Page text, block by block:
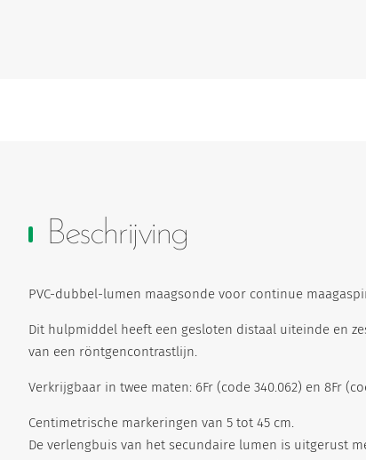
Beschrijving
PVC-dubbel-lumen maagsonde voor continue
Dit hulpmiddel heeft een gesloten distaal uiteinde en
van een röntgencontrastlijn.
Verkrijgbaar in twee maten: 6Fr (code 340.062) en 8Fr
Centimetrische markeringen van 5 tot 45 cm.
De verlengbuis van het secundaire lumen is uitgerust